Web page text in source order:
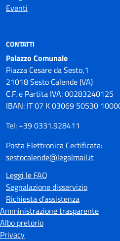
Eventi
CONTATTI
Palazzo Comunale
Piazza Cesare da Sesto,1
21018 Sesto Calende (VA)
C.F. e Partita IVA: 00283240125
IBAN: IT 07 K 03069 50530
Tel: +39 0331.928411
Posta Elettronica Certificata:
sestocalende@legalmail.it
Leggi le FAQ
Segnalazione disservizio
Richiesta d'assistenza
Amministrazione trasparente
Albo pretorio
Privacy